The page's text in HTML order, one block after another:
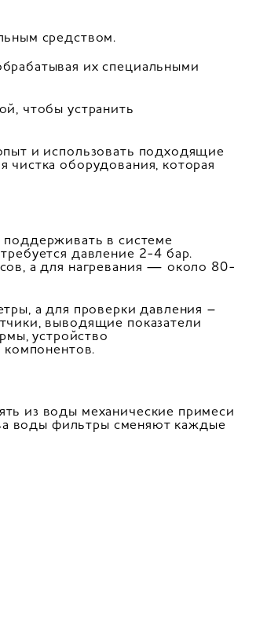
средством.
их специальными
чтобы устранить
и использовать подходящие
чистка оборудования, которая
поддерживать в системе
давление 2-4 бар.
а для нагревания — около 80-
а для проверки давления –
выводящие показатели
устройство
компонентов.
из воды механические примеси
воды фильтры сменяют каждые